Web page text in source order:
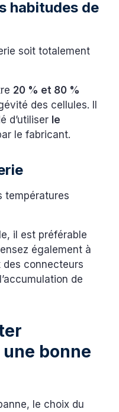
habitudes de
soit totalement
20 % et 80 %
des cellules. Il
d’utiliser le
le fabricant.
températures
il est préférable
également à
des connecteurs
de
bonne
le choix du